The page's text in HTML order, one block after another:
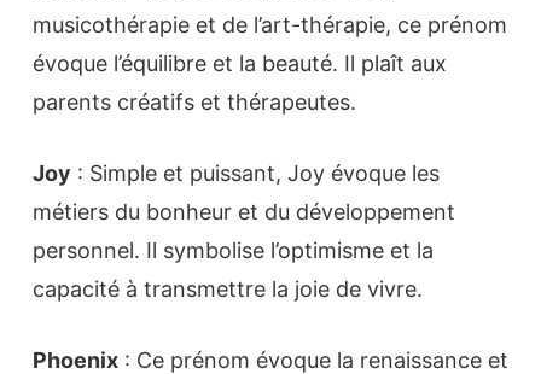
musicothérapie et de l’art-thérapie, ce prénom
évoque l’équilibre et la beauté. Il plaît aux
parents créatifs et thérapeutes.
Joy : Simple et puissant, Joy évoque les
métiers du bonheur et du développement
personnel. Il symbolise l’optimisme et la
capacité à transmettre la joie de vivre.
Phoenix : Ce prénom évoque la renaissance et